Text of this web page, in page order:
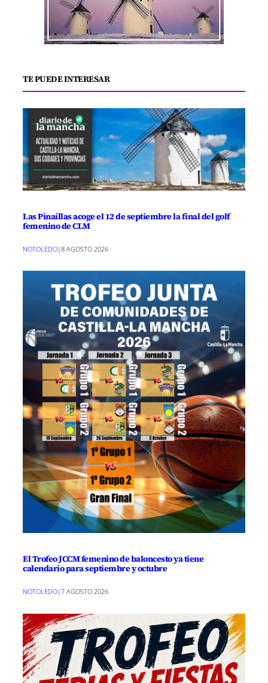
TE PUEDE INTERESAR
Las Pinaíllas acoge el 12 de septiembre la final del golf
femenino de CLM
NOTOLEDO|8 AGOSTO 2026
El Trofeo JCCM femenino de baloncesto ya tiene
calendario para septiembre y octubre
NOTOLEDO|7 AGOSTO 2026